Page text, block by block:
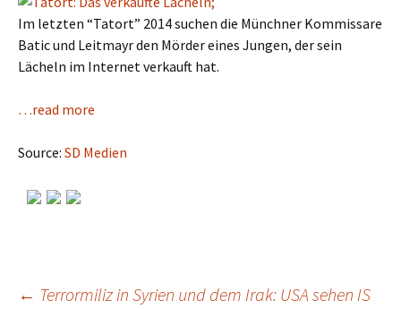
Im letzten “Tatort” 2014 suchen die Münchner Kommissare
Batic und Leitmayr den Mörder eines Jungen, der sein
Lächeln im Internet verkauft hat.
…read more
Source: SD Medien
← Terrormiliz in Syrien und dem Irak: USA sehen IS